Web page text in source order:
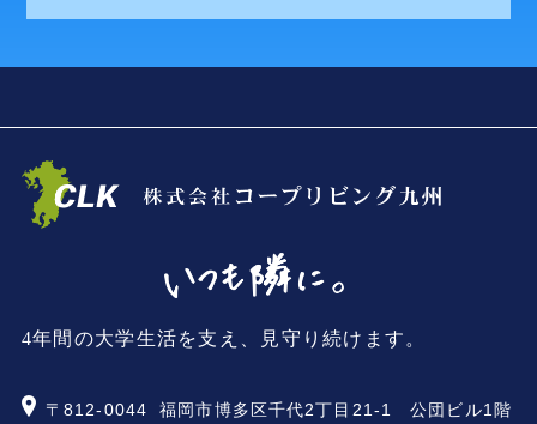
4年間の大学生活を支え、見守り続けます。
〒812-0044 福岡市博多区千代2丁目21-1 公団ビル1階